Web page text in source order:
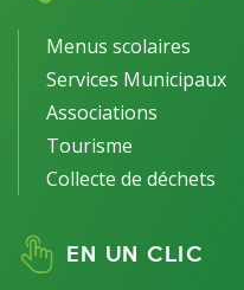
Menus scolaires
Services Municipaux
Associations
Tourisme
Collecte de déchets
EN UN CLIC